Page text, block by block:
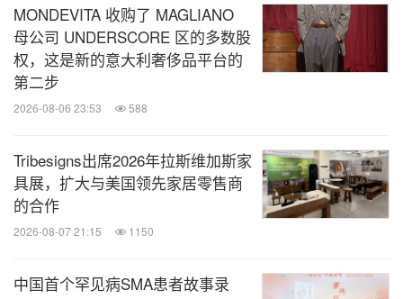
关于HUBLOT宇舶表
瑞士奢华制表品牌HUBLOT宇舶表成立于1980年，总
带相结合打造出首款时计作品，其表壳设计灵感则源
自船舶舷窗（法语意为Hublot）。"融合的艺术"品牌
理念于此诞生：即制表传统、创新灵感与匠心工艺的
融合；宇舶表与不同领域的精英翘楚的携手合作。这
MONDEVITA 收购了 MAGLIANO
母公司 UNDERSCORE 区的多数股
权，这是新的意大利奢侈品平台的
第二步
2026-08-06 23:53 588
Tribesigns出席2026年拉斯维加斯家
具展，扩大与美国领先家居零售商
的合作
2026-08-07 21:15 1150
中国首个罕见病SMA患者故事录